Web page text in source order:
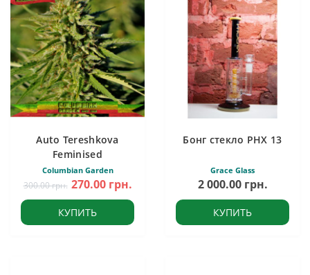
Auto Tereshkova
Feminised
Columbian Garden
300.00 грн. 270.00 грн.
КУПИТЬ
Бонг стекло PHX 13
Grace Glass
2 000.00 грн.
КУПИТЬ